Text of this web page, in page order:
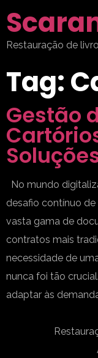
Restauração de
Tag:
Gestão
No mundo
desafio contínuo de
vasta gama de
contratos mais
necessidade de
nunca foi tão
adaptar às